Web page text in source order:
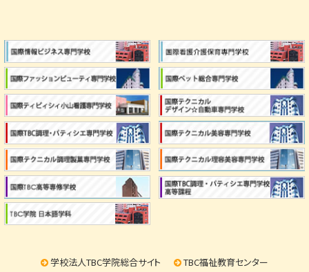
学校法人TBC学院総合サイト TBC福祉教育センター